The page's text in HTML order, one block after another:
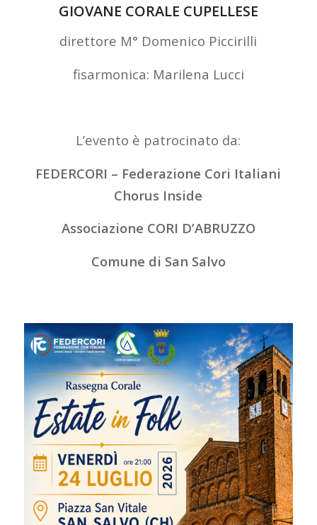
GIOVANE CORALE CUPELLESE
direttore M° Domenico Piccirilli
fisarmonica: Marilena Lucci
L’evento è patrocinato da:
FEDERCORI – Federazione Cori Italiani
Chorus Inside
Associazione CORI D’ABRUZZO
Comune di San Salvo